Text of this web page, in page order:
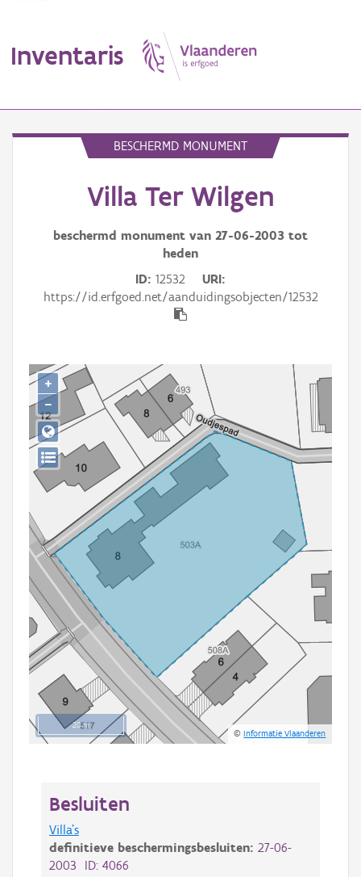
Inventaris
Aanduidingsobject
Persoon of collectief
Downloads
Hergebruik
Aanmelden
BESCHERMD MONUMENT
Villa Ter Wilgen
beschermd monument van 27-06-2003 tot
heden
ID 12532
URI
https://id.erfgoed.net/aanduidingsobjecten/12532
20 m
©Informatie Vlaanderen
+
−
Besluiten
Villa's
definitieve beschermingsbesluiten: 27-06-
2003 ID: 4066